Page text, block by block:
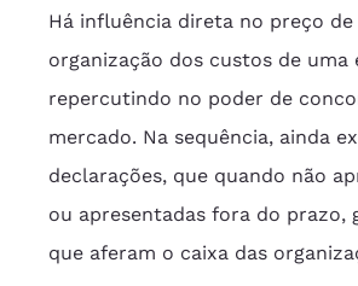
Há influência direta no preço de
organização dos custos de uma
repercutindo no poder de
mercado. Na sequência, ainda
declarações, que quando não
ou apresentadas fora do prazo,
que aferam o caixa das